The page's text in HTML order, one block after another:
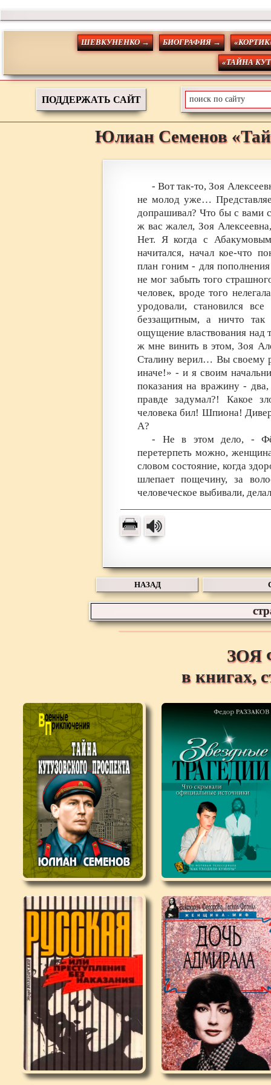
ШЕВКУНЕНКО → БИОГРАФИЯ →
«ТАЙНА
ПОДДЕРЖАТЬ САЙТ
Юлиан Семенов
- Вот так-то, Зоя
не молод уже…
допрашивал? Что бы с вами
ж вас жалел, Зоя
Нет. Я когда с
начитался, начал кое-что
план гоним - для
не мог забыть того
человек, вроде того
уродовали, становился
беззащитным, а ничто так
ощущение властвования над
ж мне винить в этом, Зоя
Сталину верил… Вы своему
иначе!» - и я своим
показания на вражину -
правде задумал?! Какое
человека бил! Шпиона!
А?
- Не в этом дело, -
перетерпеть можно,
словом состояние, когда
шлепает пощечину, за
человеческое выбивали,
НАЗАД
ЗОЯ
в книгах,